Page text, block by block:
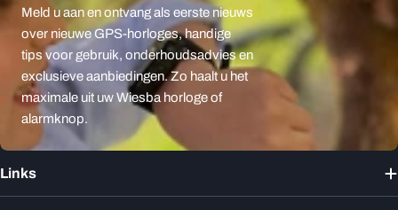
Meld u aan en ontvang als eerste nieuws
over nieuwe GPS-horloges, handige
tips voor gebruik, onderhoudsadvies en
exclusieve aanbiedingen. Zo haalt u het
maximale uit uw Wiesba horloge of
alarmknop.
Links